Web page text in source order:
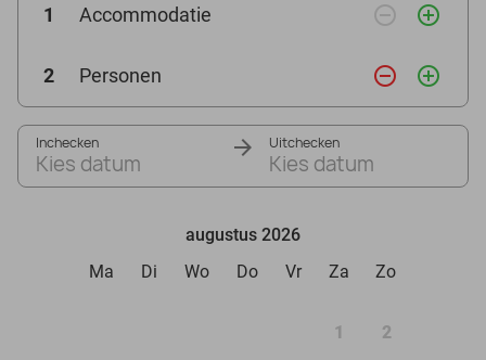
1 Accommodatie remove_circle_outline add_circle_outline
2 Personen remove_circle_outline add_circle_outline
Inchecken
Kies datum
Uitchecken
Kies datum
augustus 2026
Ma
Di Wo Do Vr Za Zo
1 2